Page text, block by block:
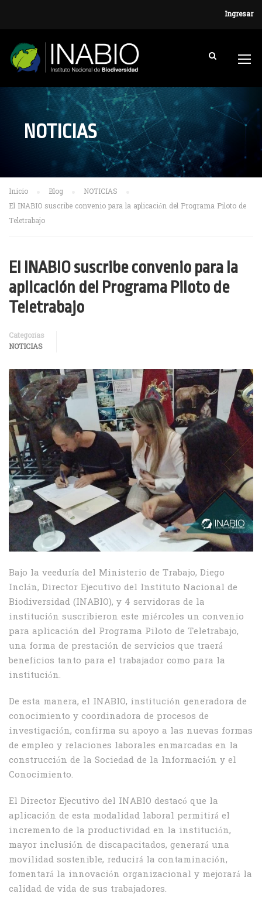
Ingresar
NOTICIAS
Inicio Blog
NOTICIAS
El INABIO suscribe convenio para la aplicación del Programa Piloto de
Teletrabajo
El INABIO suscribe convenio para la
aplicación del Programa Piloto de
Teletrabajo
Categorías
NOTICIAS
Bajo la veeduría del Ministerio de Trabajo, Diego
Inclán, Director Ejecutivo del Instituto Nacional de
Biodiversidad (INABIO), y 4 servidoras de la
institución suscribieron este miércoles un convenio
para aplicación del Programa Piloto de Teletrabajo,
una forma de prestación de servicios que traerá
beneficios tanto para el trabajador como para la
institución.
De esta manera, el INABIO, institución generadora de
conocimiento y coordinadora de procesos de
investigación, confirma su apoyo a las nuevas formas
de empleo y relaciones laborales enmarcadas en la
construcción de la Sociedad de la Información y el
Conocimiento.
El Director Ejecutivo del INABIO destacó que la
aplicación de esta modalidad laboral permitirá el
incremento de la productividad en la institución,
mayor inclusión de discapacitados, generará una
movilidad sostenible, reducirá la contaminación,
fomentará la innovación organizacional y mejorará la
calidad de vida de sus trabajadores.